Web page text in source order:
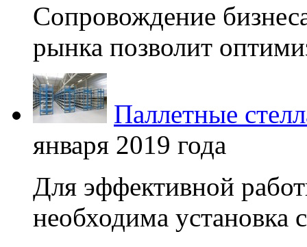
Сопровождение
рынка позволит
Паллетные
января 2019 года
Для эффективной
необходима установка